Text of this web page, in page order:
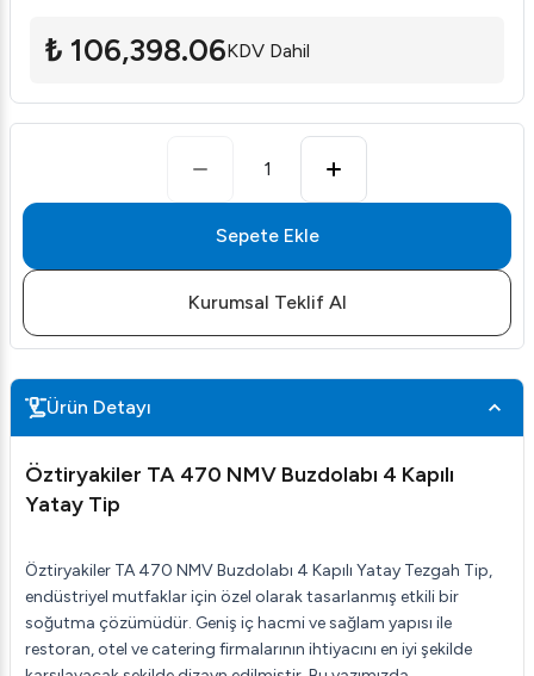
₺ 106,398.06KDV Dahil
1
Sepete Ekle
Kurumsal Teklif Al
Ürün Detayı
Öztiryakiler TA 470 NMV Buzdolabı 4 Kapılı
Yatay Tip
Öztiryakiler TA 470 NMV Buzdolabı 4 Kapılı Yatay Tezgah Tip,
endüstriyel mutfaklar için özel olarak tasarlanmış etkili bir
soğutma çözümüdür. Geniş iç hacmi ve sağlam yapısı ile
restoran, otel ve catering firmalarının ihtiyacını en iyi şekilde